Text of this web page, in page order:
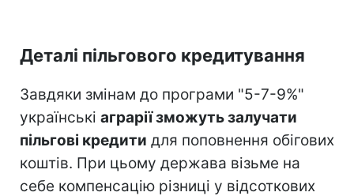
Деталі пільгового кредитування
Завдяки змінам до програми "5-7-9%"
українські аграрії зможуть залучати
пільгові кредити для поповнення обігових
коштів. При цьому держава візьме на
себе компенсацію різниці у відсоткових